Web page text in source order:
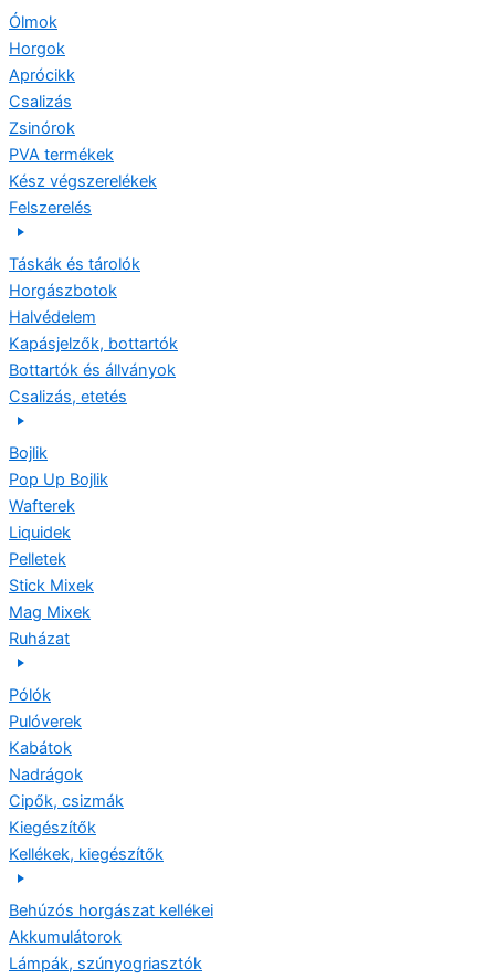
Ólmok
Horgok
Aprócikk
Csalizás
Zsinórok
PVA termékek
Kész végszerelékek
Felszerelés
Táskák és tárolók
Horgászbotok
Halvédelem
Kapásjelzők, bottartók
Bottartók és állványok
Csalizás, etetés
Bojlik
Pop Up Bojlik
Wafterek
Liquidek
Pelletek
Stick Mixek
Mag Mixek
Ruházat
Pólók
Pulóverek
Kabátok
Nadrágok
Cipők, csizmák
Kiegészítők
Kellékek, kiegészítők
Behúzós horgászat kellékei
Akkumulátorok
Lámpák, szúnyogriasztók